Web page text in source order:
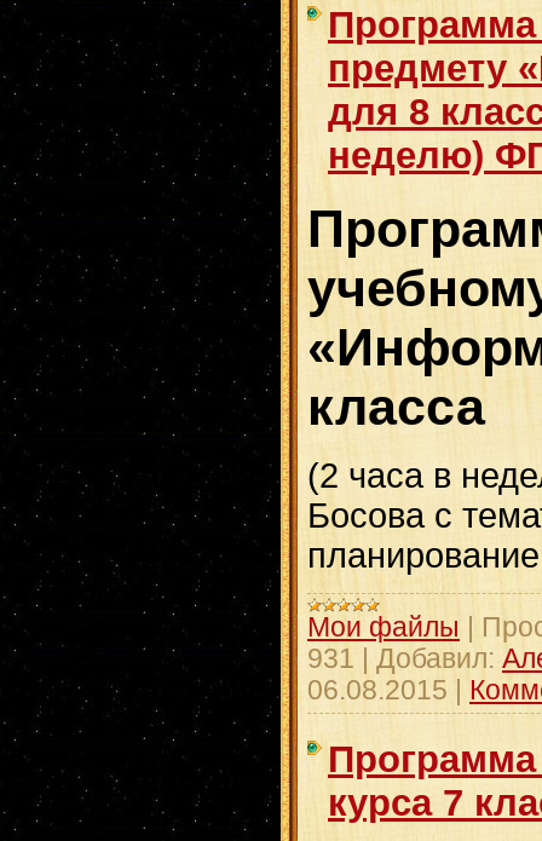
предмету
для 8
неделю)
класса
(2 часа в
Босова с
Мои файлы
931 | Добавил:
06.08.2015
курса 7